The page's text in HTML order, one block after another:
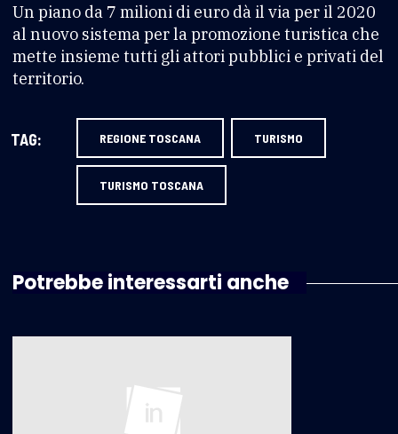
Un piano da 7 milioni di euro dà il via per il 2020
al nuovo sistema per la promozione turistica che
mette insieme tutti gli attori pubblici e privati del
territorio.
TAG: REGIONE TOSCANA TURISMO
TURISMO TOSCANA
Potrebbe interessarti anche